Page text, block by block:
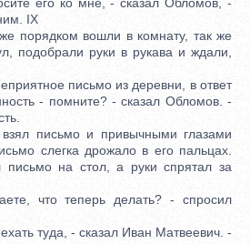
IX
порядком вошли в комнату, так же
подобрали руки в рукава и ждали,
письмо из деревни, в ответ
- помните? - сказал Обломов. -
письмо и привычными глазами
слегка дрожало в его пальцах.
письмо на стол, а руки спрятал за
что теперь делать? - спросил
туда, - сказал Иван Матвеевич. -